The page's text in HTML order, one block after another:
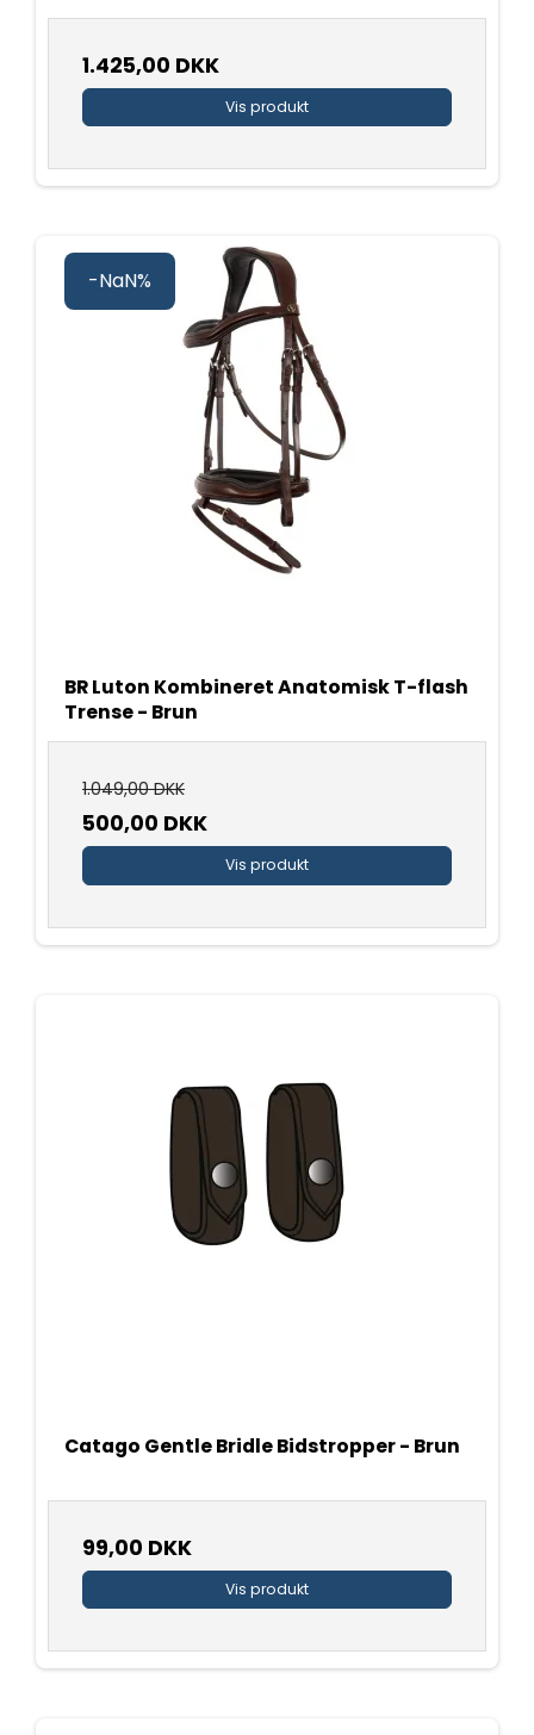
1.425,00 DKK
Vis produkt
-NaN%
BR Luton Kombineret Anatomisk T-flash
Trense - Brun
1.049,00 DKK
500,00 DKK
Vis produkt
Catago Gentle Bridle Bidstropper - Brun
99,00 DKK
Vis produkt